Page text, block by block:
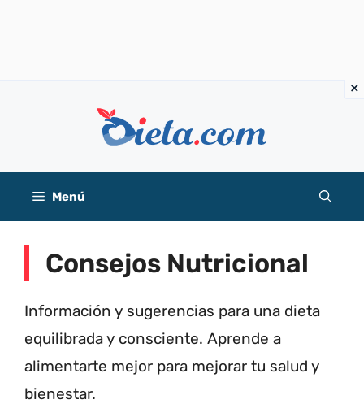
Menú
Consejos Nutricional
Información y sugerencias para una dieta
equilibrada y consciente. Aprende a
alimentarte mejor para mejorar tu salud y
bienestar.